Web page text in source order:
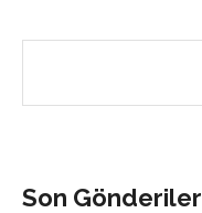
Son Gönderiler